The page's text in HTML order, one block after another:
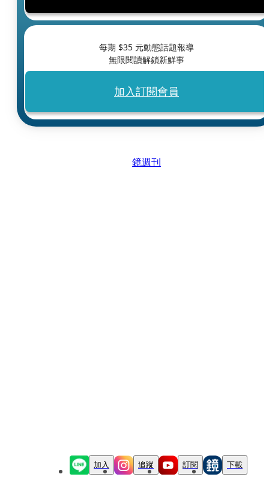
每期 $35 元動態話題報導
無限閱讀解鎖新鮮事
加入訂閱會員
鏡週刊
加入 追蹤 訂閱 下載